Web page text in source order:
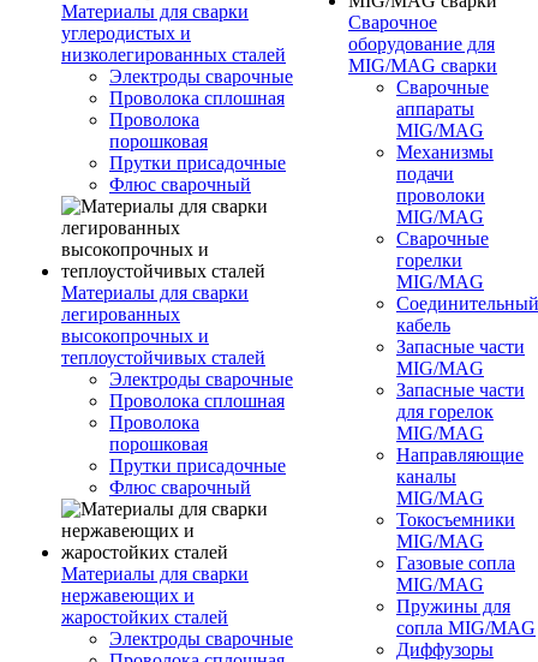
Материалы для сварки
углеродистых и
низколегированных сталей
Электроды сварочные
Проволока сплошная
Проволока
порошковая
Прутки присадочные
Флюс сварочный
Материалы для сварки
легированных
высокопрочных и
теплоустойчивых сталей
Электроды сварочные
Проволока сплошная
Проволока
порошковая
Прутки присадочные
Флюс сварочный
Материалы для сварки
нержавеющих и
жаростойких сталей
Электроды сварочные
Сварочное
оборудование для
MIG/MAG сварки
Сварочные
аппараты
MIG/MAG
Механизмы
подачи
проволоки
MIG/MAG
Сварочные
горелки
MIG/MAG
Соединительный
кабель
Запасные части
MIG/MAG
Запасные части
для горелок
MIG/MAG
Направляющие
каналы
MIG/MAG
Токосъемники
MIG/MAG
Газовые сопла
MIG/MAG
Пружины для
сопла MIG/MAG
Диффузоры